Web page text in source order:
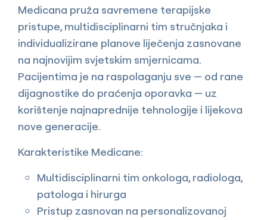
Medicana pruža savremene terapijske
pristupe, multidisciplinarni tim stručnjaka i
individualizirane planove liječenja zasnovane
na najnovijim svjetskim smjernicama.
Pacijentima je na raspolaganju sve — od rane
dijagnostike do praćenja oporavka — uz
korištenje najnaprednije tehnologije i lijekova
nove generacije.
Karakteristike Medicane:
Multidisciplinarni tim onkologa, radiologa,
patologa i hirurga
Pristup zasnovan na personalizovanoj